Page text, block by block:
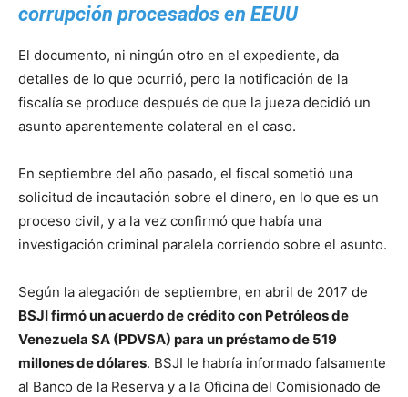
corrupción procesados en EEUU
El documento, ni ningún otro en el expediente, da
detalles de lo que ocurrió, pero la notificación de la
fiscalía se produce después de que la jueza decidió un
asunto aparentemente colateral en el caso.
En septiembre del año pasado, el fiscal sometió una
solicitud de incautación sobre el dinero, en lo que es un
proceso civil, y a la vez confirmó que había una
investigación criminal paralela corriendo sobre el asunto.
Según la alegación de septiembre, en abril de 2017 de
BSJI firmó un acuerdo de crédito con Petróleos de
Venezuela SA (PDVSA) para un préstamo de 519
millones de dólares. BSJI le habría informado falsamente
al Banco de la Reserva y a la Oficina del Comisionado de